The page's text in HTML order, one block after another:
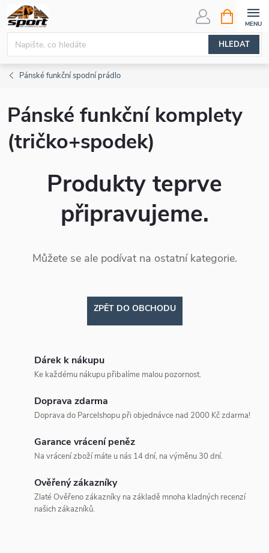
Přejít
na
obsah
HLEDAT
NÁKUPNÍ
KOŠÍK
Pánské funkční spodní prádlo
Pánské funkční komplety
(tričko+spodek)
Produkty teprve
připravujeme.
Můžete se ale podívat na ostatní kategorie.
ZPĚT DO OBCHODU
Dárek k nákupu
Ke každému nákupu přibalíme malou pozornost.
Doprava zdarma
Doprava do Parcelshopu při objednávce nad 2000 Kč zdarma!
Garance vrácení peněz
Na vrácení zboží máte u nás 14 dní, na výměnu 30 dní.
Ověřený zákazníky
Zlaté Ověřeno zákazníky na základě mnoha kladných recenzí
našich zákazníků.